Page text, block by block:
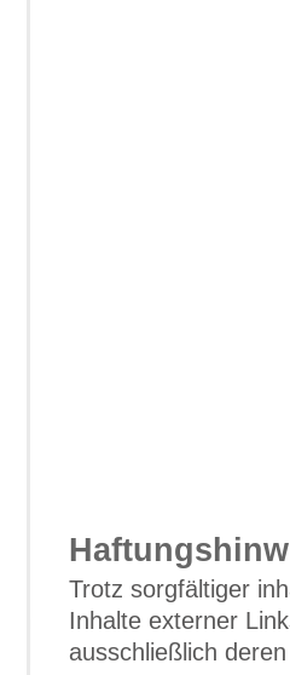
Trotz sorgfältiger
Inhalte externer
ausschließlich